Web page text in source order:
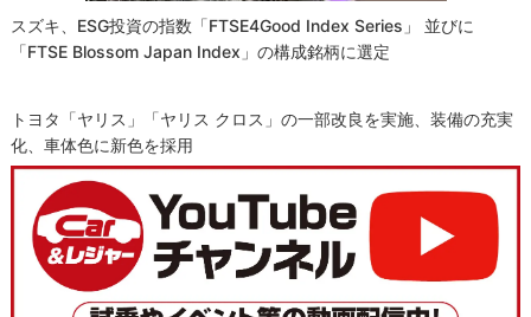
スズキ、ESG投資の指数「FTSE4Good Index Series」 並びに
「FTSE Blossom Japan Index」の構成銘柄に選定
トヨタ「ヤリス」「ヤリス クロス」の一部改良を実施、装備の充実
化、車体色に新色を採用